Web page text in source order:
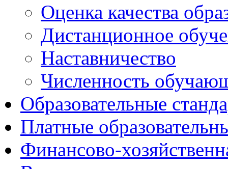
Оценка качества
Дистанционное
Наставничество
Численность
Образовательные
Платные
Финансово-